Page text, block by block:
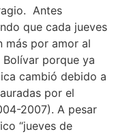
Antes
que cada jueves
más por amor al
porque ya
cambió debido a
por el
2007). A pesar
“jueves de